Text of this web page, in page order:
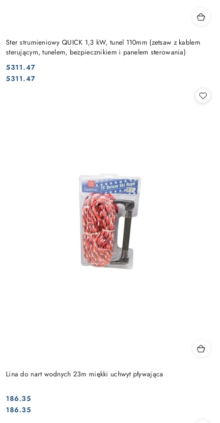
Ster strumieniowy QUICK 1,3 kW, tunel 110mm (zetsaw z kablem
sterującym, tunelem, bezpiecznikiem i panelem sterowania)
Cena:
5311.47
Cena:
5311.47
Lina do nart wodnych 23m miękki uchwyt pływająca
Cena:
186.35
Cena:
186.35